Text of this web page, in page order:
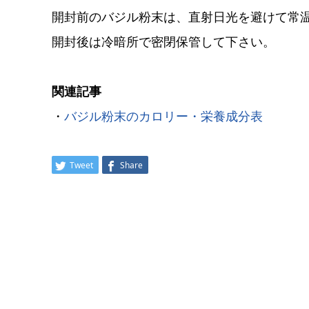
開封前のバジル粉末は、直射日光を避けて常
開封後は冷暗所で密閉保管して下さい。
関連記事
・ バジル粉末のカロリー・栄養成分表
Tweet Share